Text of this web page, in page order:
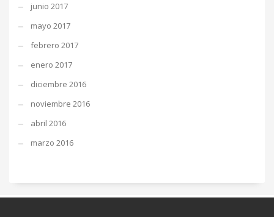
junio 2017
mayo 2017
febrero 2017
enero 2017
diciembre 2016
noviembre 2016
abril 2016
marzo 2016